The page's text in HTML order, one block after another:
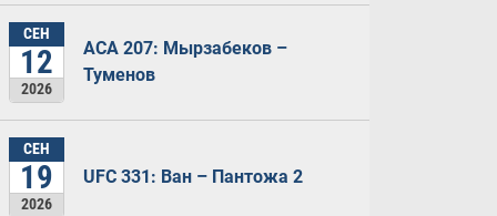
СЕН
12
2026
ACA 207: Мырзабеков –
Туменов
СЕН
19
2026
UFC 331: Ван – Пантожа 2